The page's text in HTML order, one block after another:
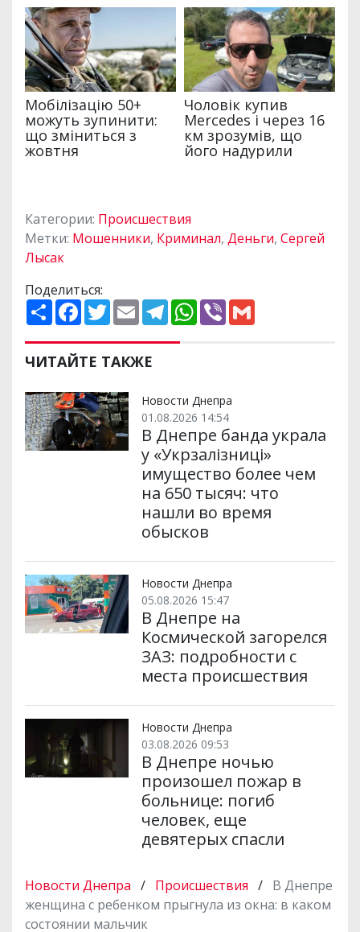
Категории: Происшествия
Метки: Мошенники, Криминал, Деньги, Сергей
Лысак
Поделиться:
П
о
и
р
и
и
F
a
e
b
o
k
T
w
t
t
e
E
m
i
l
T
e
e
m
W
h
p
V
ЧИТАЙТЕ ТАКЖЕ
Новости Днепра
01.08.2026 14:54
В Днепре банда украла
у «Укрзалізниці»
имущество более чем
на 650 тысяч: что
нашли во время
обысков
Новости Днепра
05.08.2026 15:47
В Днепре на
Космической загорелся
ЗАЗ: подробности с
места происшествия
Новости Днепра
03.08.2026 09:53
В Днепре ночью
произошел пожар в
больнице: погиб
человек, еще
девятерых спасли
Новости Днепра / Происшествия / В Днепре
женщина с ребенком прыгнула из окна: в каком
состоянии мальчик